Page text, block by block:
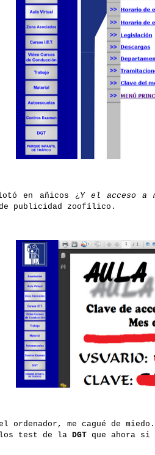
en añicos ¿Y el acceso a
publicidad zoofílico.
ordenador, me cagué de
test de la DGT que ahora si